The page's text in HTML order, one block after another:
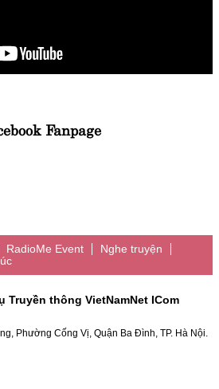
Fanpage
RadioMe Event
Nghe truyện
Truyền thông VietNamNet ICom
Phường Cống Vị, Quận Ba Đình, TP. Hà Nội.